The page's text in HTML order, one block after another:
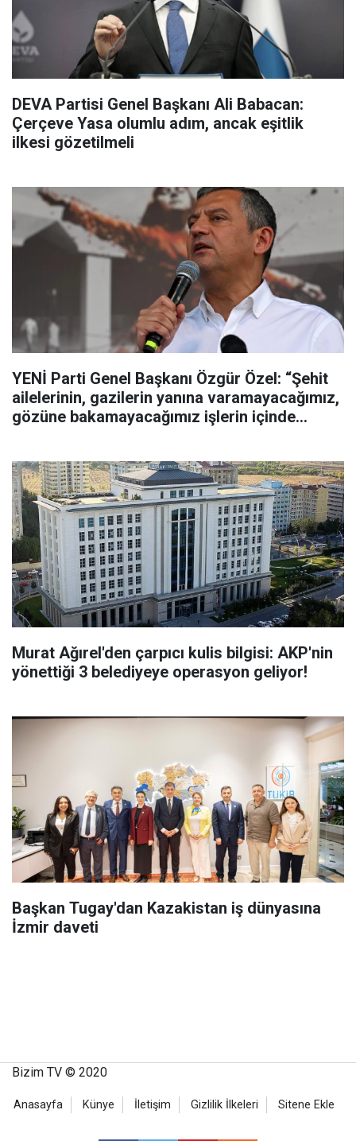
DEVA Partisi Genel Başkanı Ali Babacan:
Çerçeve Yasa olumlu adım, ancak eşitlik
ilkesi gözetilmeli
YENİ Parti Genel Başkanı Özgür Özel: “Şehit
ailelerinin, gazilerin yanına varamayacağımız,
gözüne bakamayacağımız işlerin içinde
Murat Ağırel'den çarpıcı kulis bilgisi: AKP'nin
yönettiği 3 belediyeye operasyon geliyor!
Başkan Tugay'dan Kazakistan iş dünyasına
İzmir daveti
Bizim TV © 2020
Anasayfa Künye İletişim Gizlilik İlkeleri Sitene Ekle